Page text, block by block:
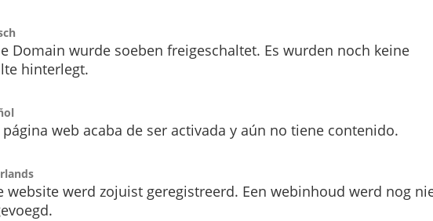
Domain wurde soeben freigeschaltet. Es wurden noch keine
hinterlegt.
página web acaba de ser activada y aún no tiene contenido.
website werd zojuist geregistreerd. Een webinhoud werd nog